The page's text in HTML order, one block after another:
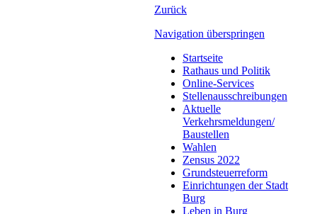
Zurück
Navigation überspringen
Startseite
Rathaus und Politik
Online-Services
Stellenausschreibungen
Aktuelle
Verkehrsmeldungen/
Baustellen
Wahlen
Zensus 2022
Grundsteuerreform
Einrichtungen der Stadt
Burg
Leben in Burg